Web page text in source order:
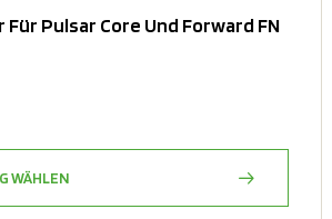
Pulsar Core Und Forward FN
WÄHLEN